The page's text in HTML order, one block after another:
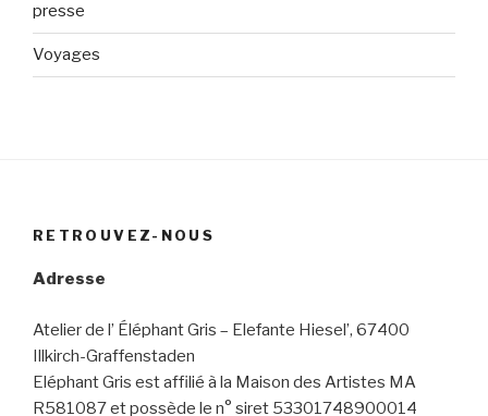
presse
Voyages
RETROUVEZ-NOUS
Adresse
Atelier de l’ Éléphant Gris – Elefante Hiesel’, 67400
Illkirch-Graffenstaden
Eléphant Gris est affilié à la Maison des Artistes MA
R581087 et possède le n° siret 53301748900014